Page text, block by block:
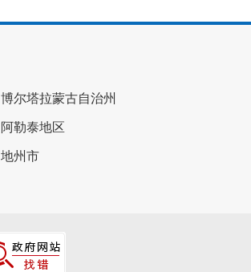
博尔塔拉蒙古自治州
阿勒泰地区
地州市